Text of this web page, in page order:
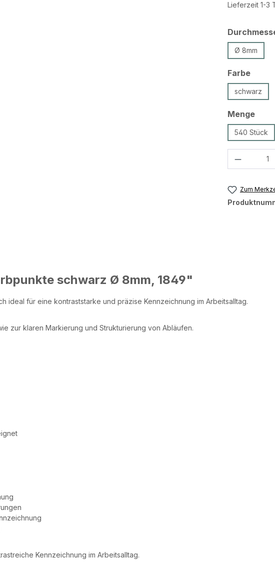
Lieferzeit 1-3
Ø 8mm
Farbe
schwarz
Menge
540 Stück
Zum
schwarz Ø 8mm, 1849"
ideal für eine kontraststarke und präzise Kennzeichnung im Arbeitsalltag.
zur klaren Markierung und Strukturierung von Abläufen.
Kennzeichnung im Arbeitsalltag.